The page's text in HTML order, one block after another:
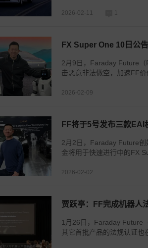
2026-02-11 1
FX Super One 10日公
2月9日，Faraday Future
击恶意非法做空，加速FF
2026-02-09
FF将于5号发布三款EAI
2月2日，Faraday Future
金将用于快速进行中的FX
2026-02-02
贾跃亭：FF完成机器人
1月26日，Faraday Future
其它首批产品的法规认证也